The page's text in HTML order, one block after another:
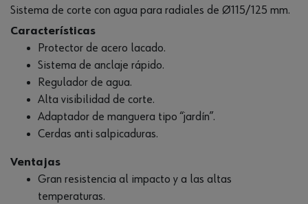
Sistema de corte con agua para radiales de Ø115/125 mm.
Características
Protector de acero lacado.
Sistema de anclaje rápido.
Regulador de agua.
Alta visibilidad de corte.
Adaptador de manguera tipo “jardín”.
Cerdas anti salpicaduras.
Ventajas
Gran resistencia al impacto y a las altas
temperaturas.